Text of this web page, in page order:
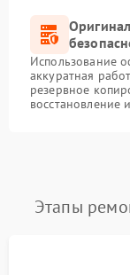
Использование
аккуратная
резервное
Этапы